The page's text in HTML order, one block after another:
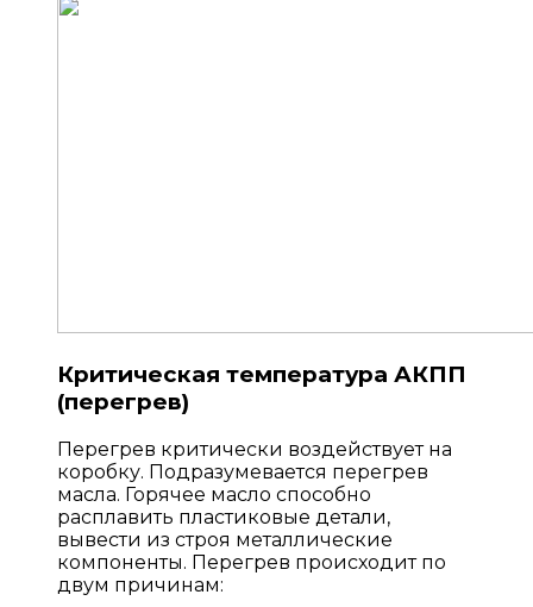
Критическая температура АКПП
(перегрев)
Перегрев критически воздействует на
коробку. Подразумевается перегрев
масла. Горячее масло способно
расплавить пластиковые детали,
вывести из строя металлические
компоненты. Перегрев происходит по
двум причинам: